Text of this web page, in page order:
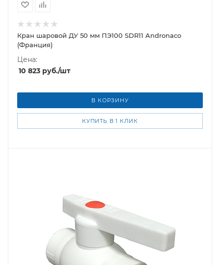
Кран шаровой ДУ 50 мм ПЭ100 SDR11 Andronaco
(Франция)
Цена:
10 823 руб./шт
В КОРЗИНУ
КУПИТЬ В 1 КЛИК